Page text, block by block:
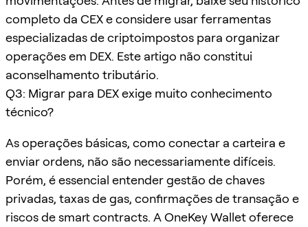
completo da CEX e considere usar ferramentas
especializadas de criptoimpostos para organizar
operações em DEX. Este artigo não constitui
aconselhamento tributário.
Q3: Migrar para DEX exige muito conhecimento
técnico?
As operações básicas, como conectar a carteira e
enviar ordens, não são necessariamente difíceis.
Porém, é essencial entender gestão de chaves
privadas, taxas de gas, confirmações de transação e
riscos de smart contracts. A OneKey Wallet oferece